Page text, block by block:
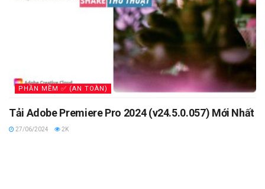
PHẦN MỀM ✅ (AN TOÀN)
Tải Adobe Premiere Pro 2024 (v24.5.0.057) Mới Nhất
27/06/2024 2K